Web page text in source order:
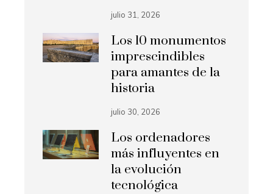
julio 31, 2026
Los 10 monumentos
imprescindibles
para amantes de la
historia
julio 30, 2026
Los ordenadores
más influyentes en
la evolución
tecnológica